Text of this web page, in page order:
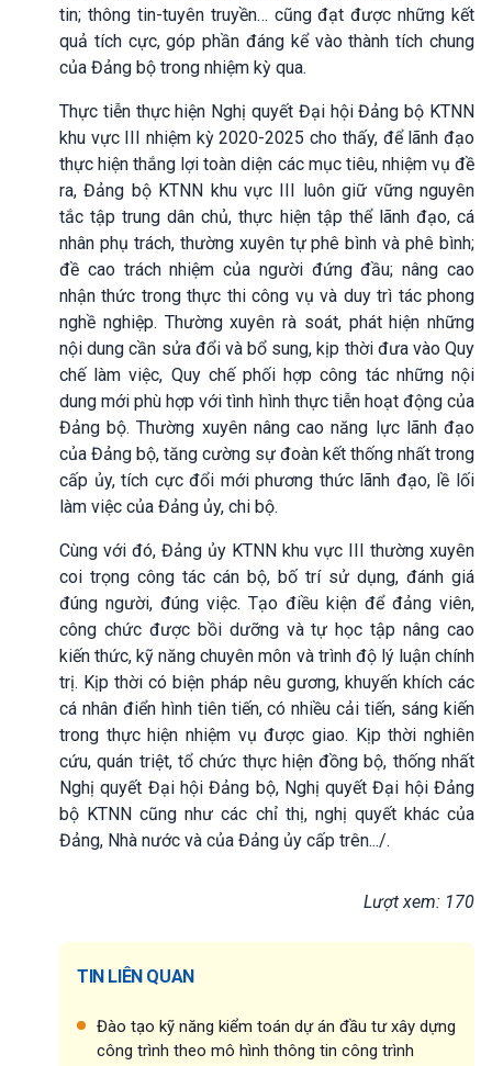
tin; thông tin-tuyên truyền… cũng đạt được những kết
quả tích cực, góp phần đáng kể vào thành tích chung
của Đảng bộ trong nhiệm kỳ qua.
Thực tiễn thực hiện Nghị quyết Đại hội Đảng bộ KTNN
khu vực III nhiệm kỳ 2020-2025 cho thấy, để lãnh đạo
thực hiện thắng lợi toàn diện các mục tiêu, nhiệm vụ đề
ra, Đảng bộ KTNN khu vực III luôn giữ vững nguyên
tắc tập trung dân chủ, thực hiện tập thể lãnh đạo, cá
nhân phụ trách, thường xuyên tự phê bình và phê bình;
đề cao trách nhiệm của người đứng đầu; nâng cao
nhận thức trong thực thi công vụ và duy trì tác phong
nghề nghiệp. Thường xuyên rà soát, phát hiện những
nội dung cần sửa đổi và bổ sung, kịp thời đưa vào Quy
chế làm việc, Quy chế phối hợp công tác những nội
dung mới phù hợp với tình hình thực tiễn hoạt động của
Đảng bộ. Thường xuyên nâng cao năng lực lãnh đạo
của Đảng bộ, tăng cường sự đoàn kết thống nhất trong
cấp ủy, tích cực đổi mới phương thức lãnh đạo, lề lối
làm việc của Đảng ủy, chi bộ.
Cùng với đó, Đảng ủy KTNN khu vực III thường xuyên
coi trọng công tác cán bộ, bố trí sử dụng, đánh giá
đúng người, đúng việc. Tạo điều kiện để đảng viên,
công chức được bồi dưỡng và tự học tập nâng cao
kiến thức, kỹ năng chuyên môn và trình độ lý luận chính
trị. Kịp thời có biện pháp nêu gương, khuyến khích các
cá nhân điển hình tiên tiến, có nhiều cải tiến, sáng kiến
trong thực hiện nhiệm vụ được giao. Kịp thời nghiên
cứu, quán triệt, tổ chức thực hiện đồng bộ, thống nhất
Nghị quyết Đại hội Đảng bộ, Nghị quyết Đại hội Đảng
bộ KTNN cũng như các chỉ thị, nghị quyết khác của
Đảng, Nhà nước và của Đảng ủy cấp trên.../.
Lượt xem: 170
TIN LIÊN QUAN
Đào tạo kỹ năng kiểm toán dự án đầu tư xây dựng
công trình theo mô hình thông tin công trình